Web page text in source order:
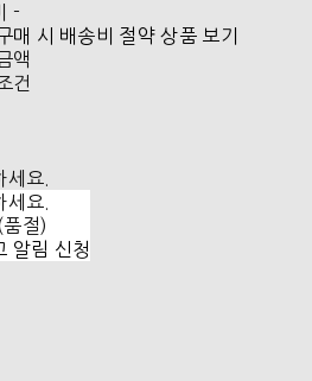
-
매 시 배송비 절약 상품 보기
액
건
세요.
세요.
절)
알림 신청